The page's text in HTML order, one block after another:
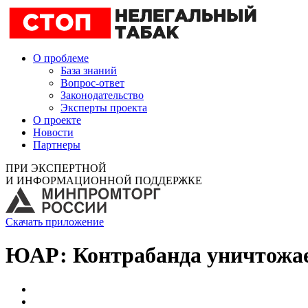
О проблеме
База знаний
Вопрос-ответ
Законодательство
Эксперты проекта
О проекте
Новости
Партнеры
ПРИ ЭКСПЕРТНОЙ
И ИНФОРМАЦИОННОЙ ПОДДЕРЖКЕ
Скачать приложение
ЮАР: Контрабанда